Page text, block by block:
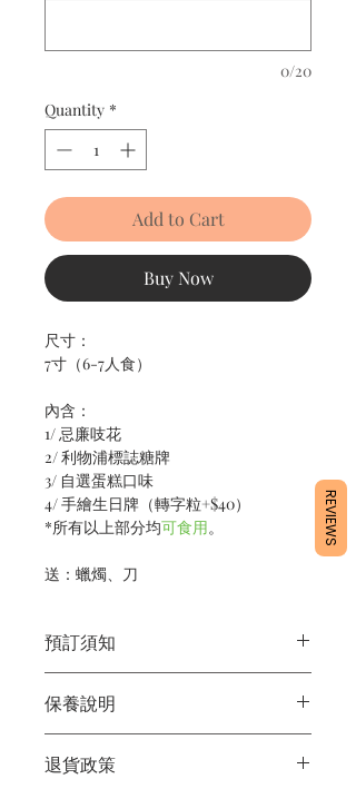
0/20
Quantity *
Add to Cart
Buy Now
尺寸：
7寸（6-7人食）
內含：
1/ 忌廉吱花
2/ 利物浦標誌糖牌
3/ 自選蛋糕口味
4/ 手繪生日牌（轉字粒+$40）
*所有以上部分均可食用。
送：蠟燭、刀
預訂須知
定日期取貨請提早10-14天前落單🤗
2/ 下單後24小時內會有專人電郵確認訂
單
3/ 取貨時需要出示確認訊息 或 訂單編
保養說明
度。
退貨政策
REVIEWS